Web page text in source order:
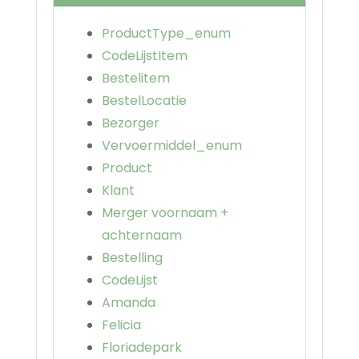
ProductType_enum
CodeLijstItem
Bestelitem
BestelLocatie
Bezorger
Vervoermiddel_enum
Product
Klant
Merger voornaam +
achternaam
Bestelling
CodeLijst
Amanda
Felicia
Floriadepark